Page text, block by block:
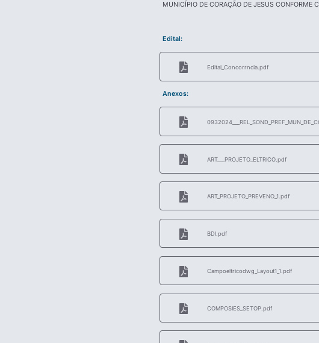
MUNICÍPIO DE CORAÇÃO DE JESUS CONFORME
Edital:
Edital_Concorrncia.pdf
Anexos:
ART___PROJETO_ELTRICO.pdf
ART_PROJETO_PREVENO_1.pdf
BDI.pdf
Campoeltricodwg_Layout1_1.pdf
COMPOSIES_SETOP.pdf